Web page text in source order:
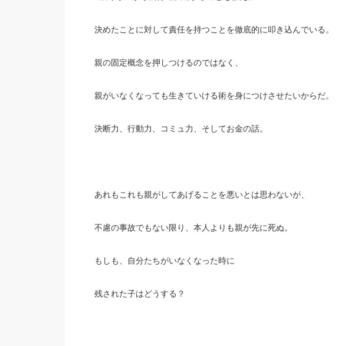
決めたことに対して責任を持つことを徹底的に叩き込んでいる。
親の固定概念を押しつけるのではなく、
親がいなくなっても生きていける術を身につけさせたいからだ。
決断力、行動力、コミュ力、そしてお金の話。
あれもこれも親がしてあげることを悪いとは思わないが、
不慮の事故でもない限り、本人よりも親が先に死ぬ。
もしも、自分たちがいなくなった時に
残された子はどうする？